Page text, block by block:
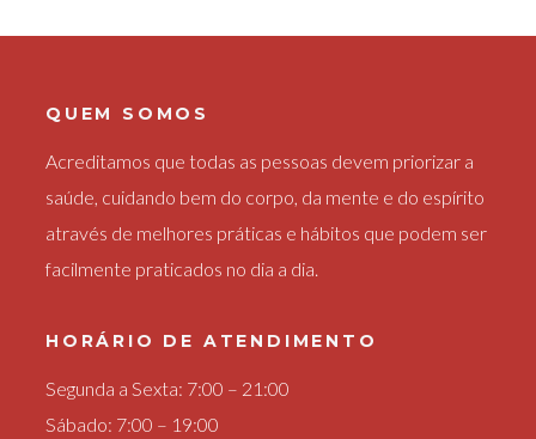
QUEM SOMOS
Acreditamos que todas as pessoas devem priorizar a
saúde, cuidando bem do corpo, da mente e do espírito
através de melhores práticas e hábitos que podem ser
facilmente praticados no dia a dia.
HORÁRIO DE ATENDIMENTO
Segunda a Sexta: 7:00 – 21:00
Sábado: 7:00 – 19:00